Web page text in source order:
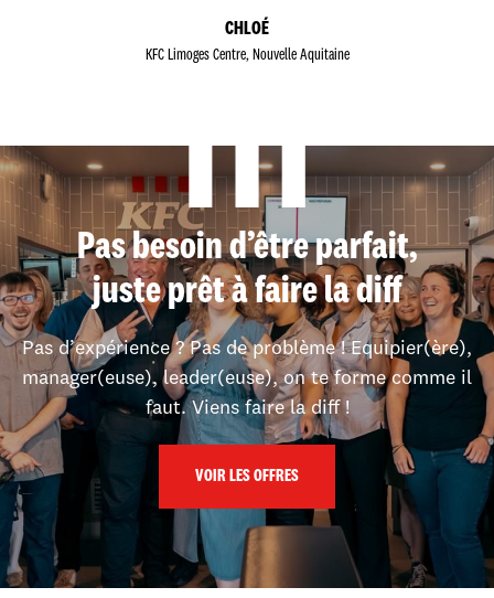
CHLOÉ
KFC Limoges Centre, Nouvelle Aquitaine
Pas besoin d’être parfait,
juste prêt à faire la diff
Pas d’expérience ? Pas de problème ! Equipier(ère),
manager(euse), leader(euse), on te forme comme il
faut. Viens faire la diff !
VOIR LES OFFRES